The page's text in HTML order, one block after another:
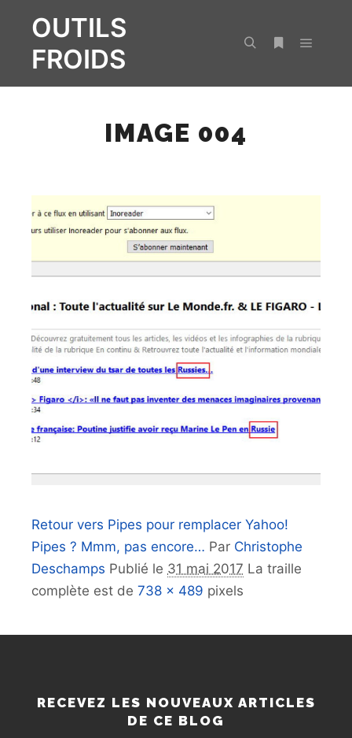
OUTILS
FROIDS
IMAGE 004
Retour vers Pipes pour remplacer Yahoo!
Pipes ? Mmm, pas encore… Par Christophe
Deschamps Publié le 31 mai 2017 La traille
complète est de 738 × 489 pixels
RECEVEZ LES NOUVEAUX ARTICLES
DE CE BLOG